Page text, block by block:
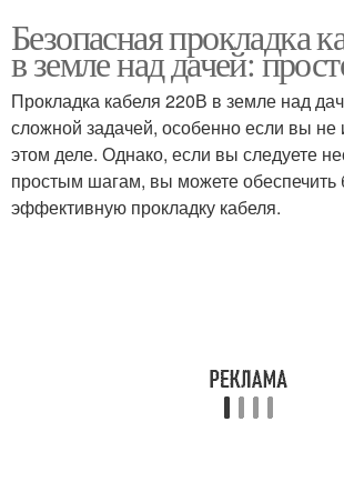
Кабель для прокладки
Прокладка в земле
Кабель
Безопасная прокладка
в земле над дачей:
Прокладка кабеля 220В в земле над
сложной задачей, особенно если вы не
этом деле. Однако, если вы следуете
простым шагам, вы можете обеспечить
эффективную прокладку кабеля.